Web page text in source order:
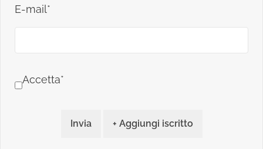
E-mail*
Accetta*
Invia + Aggiungi iscritto